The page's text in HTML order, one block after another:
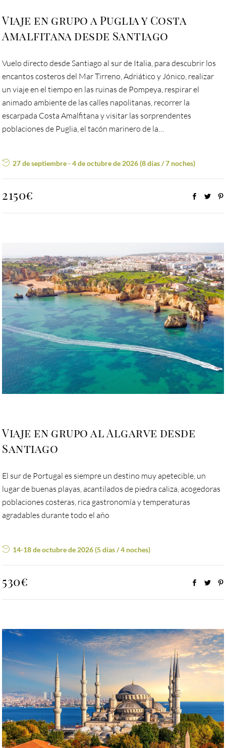
Viaje en grupo a Puglia y Costa
Amalfitana desde Santiago
Vuelo directo desde Santiago al sur de Italia, para descubrir los
encantos costeros del Mar Tirreno, Adriático y Jónico, realizar
un viaje en el tiempo en las ruinas de Pompeya, respirar el
animado ambiente de las calles napolitanas, recorrer la
escarpada Costa Amalfitana y visitar las sorprendentes
poblaciones de Puglia, el tacón marinero de la…
27 de septiembre - 4 de octubre de 2026 (8 días / 7 noches)
2150€
Viaje en grupo al Algarve desde
Santiago
El sur de Portugal es siempre un destino muy apetecible, un
lugar de buenas playas, acantilados de piedra caliza, acogedoras
poblaciones costeras, rica gastronomía y temperaturas
agradables durante todo el año
14-18 de octubre de 2026 (5 días / 4 noches)
530€